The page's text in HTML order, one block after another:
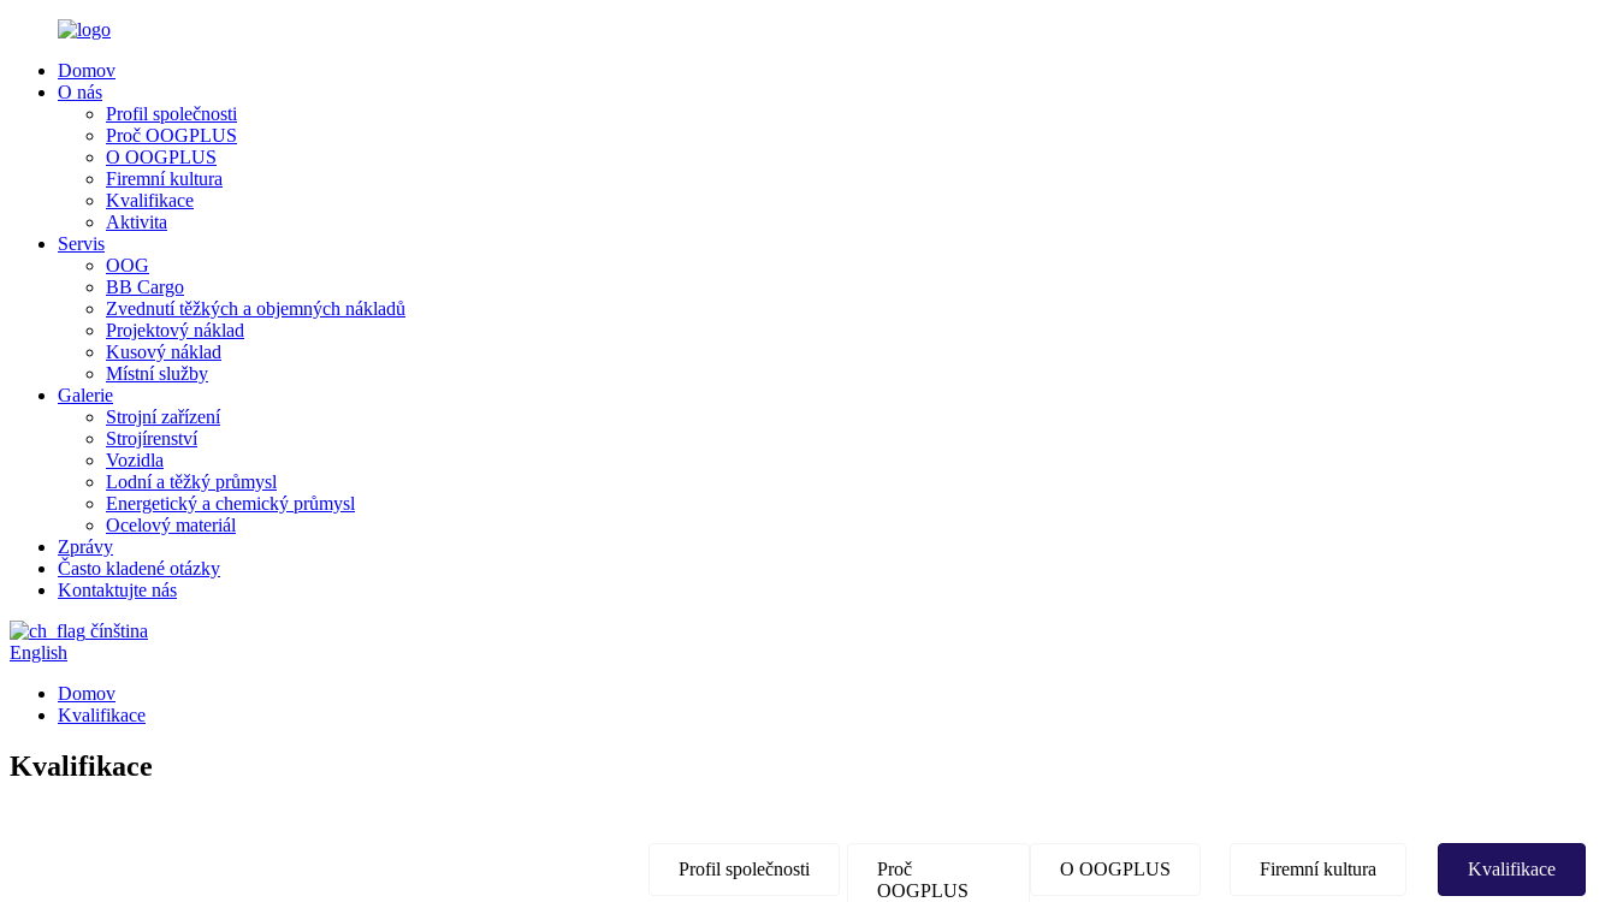
Domov
O nás
Profil společnosti
Proč OOGPLUS
O OOGPLUS
Firemní kultura
Kvalifikace
Aktivita
Servis
OOG
BB Cargo
Zvednutí těžkých a objemných nákladů
Projektový náklad
Kusový náklad
Místní služby
Galerie
Strojní zařízení
Strojírenství
Vozidla
Lodní a těžký průmysl
Energetický a chemický průmysl
Ocelový materiál
Zprávy
Často kladené otázky
Kontaktujte nás
čínština
English
Domov
Kvalifikace
Kvalifikace
Profil společnosti
Proč
OOGPLUS
O OOGPLUS Firemní kultura Kvalifikace